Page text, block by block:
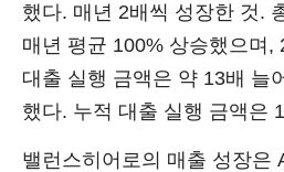
했다. 매년 2배씩 성장한 것.
매년 평균 100% 상승했으며
대출 실행 금액은 약 13배 늘
했다. 누적 대출 실행 금액은
밸런스히어로의 매출 성장은